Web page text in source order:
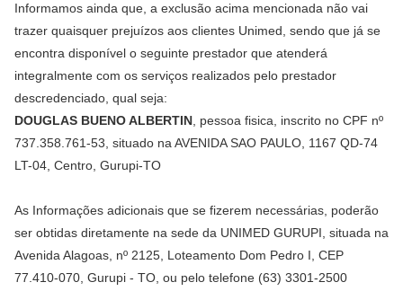
Informamos ainda que, a exclusão acima mencionada não vai
trazer quaisquer prejuízos aos clientes Unimed, sendo que já se
encontra disponível o seguinte prestador que atenderá
integralmente com os serviços realizados pelo prestador
descredenciado, qual seja:
DOUGLAS BUENO ALBERTIN, pessoa fisica, inscrito no CPF nº
737.358.761-53, situado na AVENIDA SAO PAULO, 1167 QD-74
LT-04, Centro, Gurupi-TO
As Informações adicionais que se fizerem necessárias, poderão
ser obtidas diretamente na sede da UNIMED GURUPI, situada na
Avenida Alagoas, nº 2125, Loteamento Dom Pedro I, CEP
77.410-070, Gurupi - TO, ou pelo telefone (63) 3301-2500